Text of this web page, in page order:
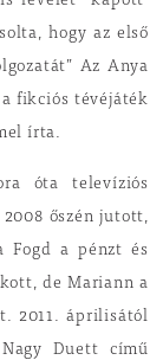
hogy az első
Az Anya
fikciós tévéjáték
írta.
óta televíziós
őszén jutott,
Fogd a pénzt és
de Mariann a
2011. áprilisától
Duett című